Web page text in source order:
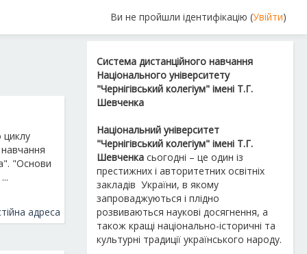
Ви не пройшли ідентифікацію (Увійти)
. "Основи
адреса
Система дистанційного навчання
Національного університету
"Чернігівський колегіум" імені Т.Г.
Шевченка
Національний університет
"Чернігівський колегіум" імені Т.Г.
Шевченкасьогодні – це один із
престижних і авторитетних освітніх
закладів України, в якому
запроваджуються і плідно
розвиваються наукові досягнення, а
також кращі національно-історичні та
культурні традиції українського народу.